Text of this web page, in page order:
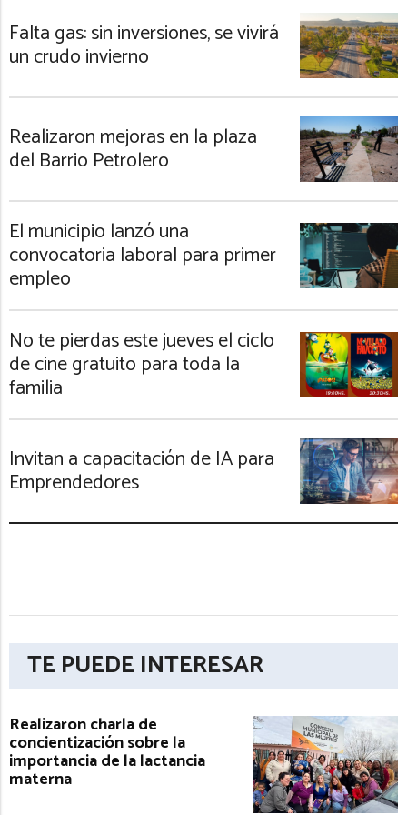
Falta gas: sin inversiones, se vivirá
un crudo invierno
Realizaron mejoras en la plaza
del Barrio Petrolero
El municipio lanzó una
convocatoria laboral para primer
empleo
No te pierdas este jueves el ciclo
de cine gratuito para toda la
familia
Invitan a capacitación de IA para
Emprendedores
TE PUEDE INTERESAR
Realizaron charla de
concientización sobre la
importancia de la lactancia
materna